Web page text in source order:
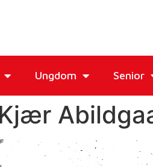
Ungdom Senior